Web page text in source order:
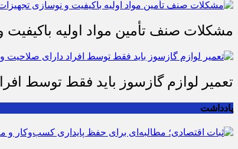
مشکلات صنف تأمین مواد اولیه
تعمیر لوازم گازسوز باید فقط توسط
یادداشت